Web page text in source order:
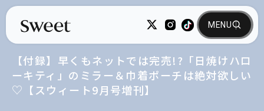
【付録】早くもネットでは完売!?「日焼けハロ
ーキティ」のミラー＆巾着ポーチは絶対欲しい
♡【スウィート9月号増刊】